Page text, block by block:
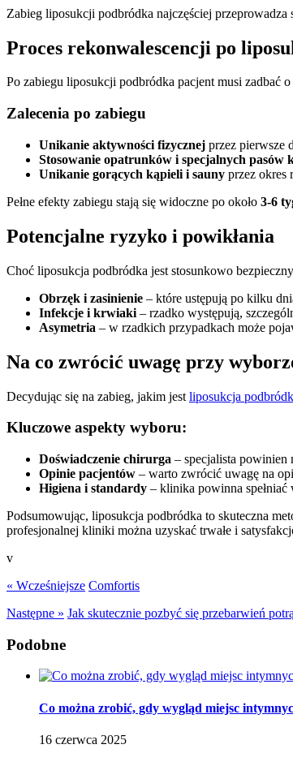
Zabieg liposukcji podbródka najczęściej przeprowadza
Proces rekonwalescencji po
Po zabiegu liposukcji podbródka pacjent musi zadbać
Zalecenia po zabiegu
Unikanie aktywności fizycznej przez pierwsze
Stosowanie opatrunków i specjalnych pasów
Unikanie gorących kąpieli i sauny przez okres
Pełne efekty zabiegu stają się widoczne po około 3-6
Potencjalne ryzyko i powikłania
Choć liposukcja podbródka jest stosunkowo
Obrzęk i zasinienie – które ustępują po kilku
Infekcje i krwiaki – rzadko występują,
Asymetria – w rzadkich przypadkach może
Na co zwrócić uwagę przy
Decydując się na zabieg, jakim jest liposukcja
Kluczowe aspekty wyboru:
Doświadczenie chirurga – specjalista powinien
Opinie pacjentów – warto zwrócić uwagę na
Higiena i standardy – klinika powinna
Podsumowując, liposukcja podbródka to skuteczna
profesjonalnej kliniki można uzyskać trwałe i
v
« Wcześniejsze Comfortis
Następne » Jak skutecznie pozbyć się przebarwień
Podobne
Co można zrobić, gdy wygląd miejsc
16 czerwca 2025